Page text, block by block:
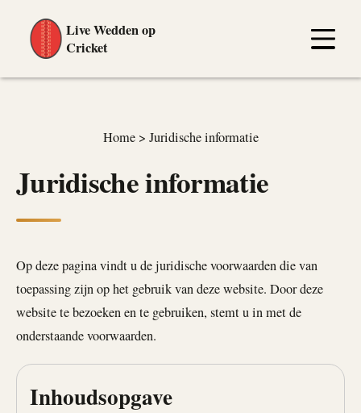
Live Wedden op
Cricket
Home > Juridische informatie
Juridische informatie
Op deze pagina vindt u de juridische voorwaarden die van
toepassing zijn op het gebruik van deze website. Door deze
website te bezoeken en te gebruiken, stemt u in met de
onderstaande voorwaarden.
Inhoudsopgave